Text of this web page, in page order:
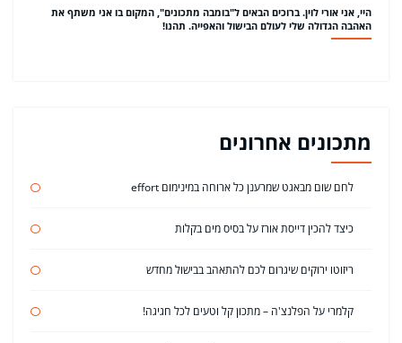
היי, אני אורי לוין. ברוכים הבאים ל"בומבה מתכונים", המקום בו אני משתף את
האהבה הגדולה שלי לעולם הבישול והאפייה. תהנו!
מתכונים אחרונים
לחם שום מבאגט שמרענן כל ארוחה במינימום effort
כיצד להכין דייסת אורז על בסיס מים בקלות
ריזוטו ירוקים שיגרום לכם להתאהב בבישול מחדש
קלמרי על הפלנצ'ה – מתכון קל וטעים לכל חגיגה!